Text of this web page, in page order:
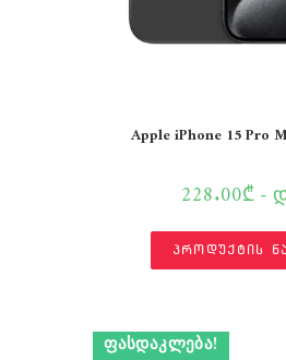
Apple iPhone 15 Pro
228.00₾ -
პროდუქტის
ᲤᲐᲡᲓᲐᲙᲚᲔᲑᲐ!